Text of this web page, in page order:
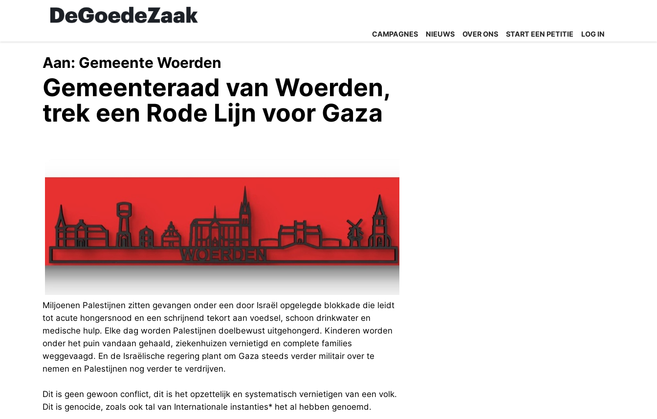
content
CAMPAGNES NIEUWS OVER ONS START EEN PETITIE LOG IN
Aan: Gemeente Woerden
Gemeenteraad van Woerden,
trek een Rode Lijn voor Gaza
Miljoenen Palestijnen zitten gevangen onder een door Israël opgelegde blokkade die leidt
tot acute hongersnood en een schrijnend tekort aan voedsel, schoon drinkwater en
medische hulp. Elke dag worden Palestijnen doelbewust uitgehongerd. Kinderen worden
onder het puin vandaan gehaald, ziekenhuizen vernietigd en complete families
weggevaagd. En de Israëlische regering plant om Gaza steeds verder militair over te
nemen en Palestijnen nog verder te verdrijven.
Dit is geen gewoon conflict, dit is het opzettelijk en systematisch vernietigen van een volk.
Dit is genocide, zoals ook tal van Internationale instanties* het al hebben genoemd.